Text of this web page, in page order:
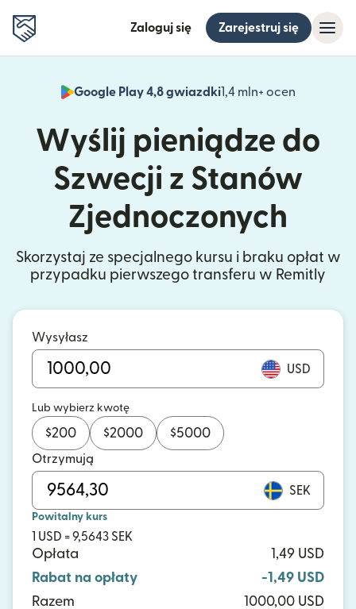
Zaloguj się Zarejestruj się
Google Play 4,8 gwiazdki1,4 mln+ ocen
(otwiera
Wyślij pieniądze do
Szwecji z Stanów
Zjednoczonych
Skorzystaj ze specjalnego kursu i braku opłat w
przypadku pierwszego transferu w Remitly
Wysyłasz
USD
Lub wybierz kwotę
$200 $2000 $5000
Otrzymują
SEK
Powitalny kurs
1 USD = 9,5643 SEK
Opłata
1,49 USD
Rabat na opłaty
-1,49 USD
Razem
1000,00 USD